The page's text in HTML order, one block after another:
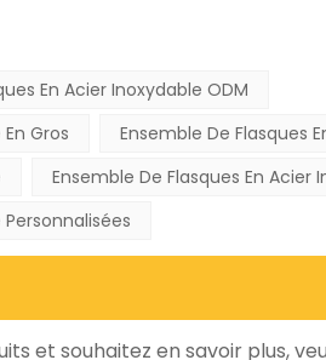
En Acier Inoxydable ODM
Gros
Ensemble De Flasques
Ensemble De Flasques En Acier
et souhaitez en savoir plus,